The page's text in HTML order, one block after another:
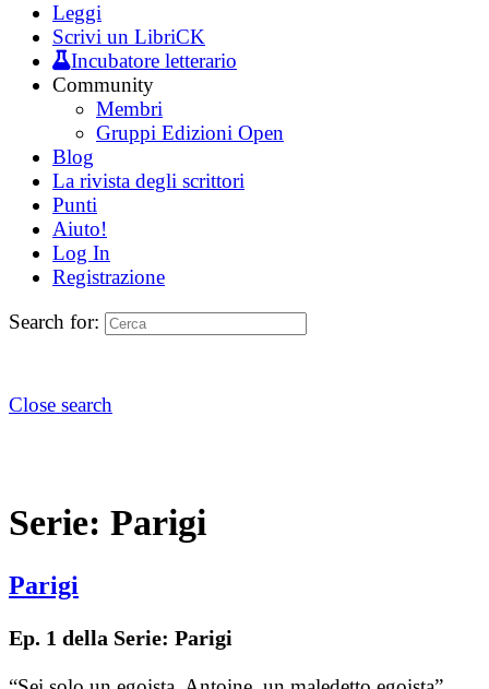
Leggi
Scrivi un LibriCK
Incubatore letterario
Community
Membri
Gruppi Edizioni Open
Blog
La rivista degli scrittori
Punti
Aiuto!
Log In
Registrazione
Search for:
Close search
Serie: Parigi
Parigi
Ep. 1 della Serie: Parigi